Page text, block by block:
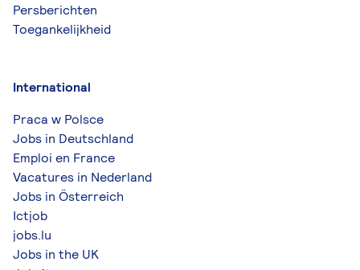
Persberichten
Toegankelijkheid
International
Praca w Polsce
Jobs in Deutschland
Emploi en France
Vacatures in Nederland
Jobs in Österreich
Ictjob
jobs.lu
Jobs in the UK